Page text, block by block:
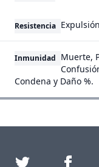
Resistencia
Inmunidad Muerte,
Condena y Daño %.